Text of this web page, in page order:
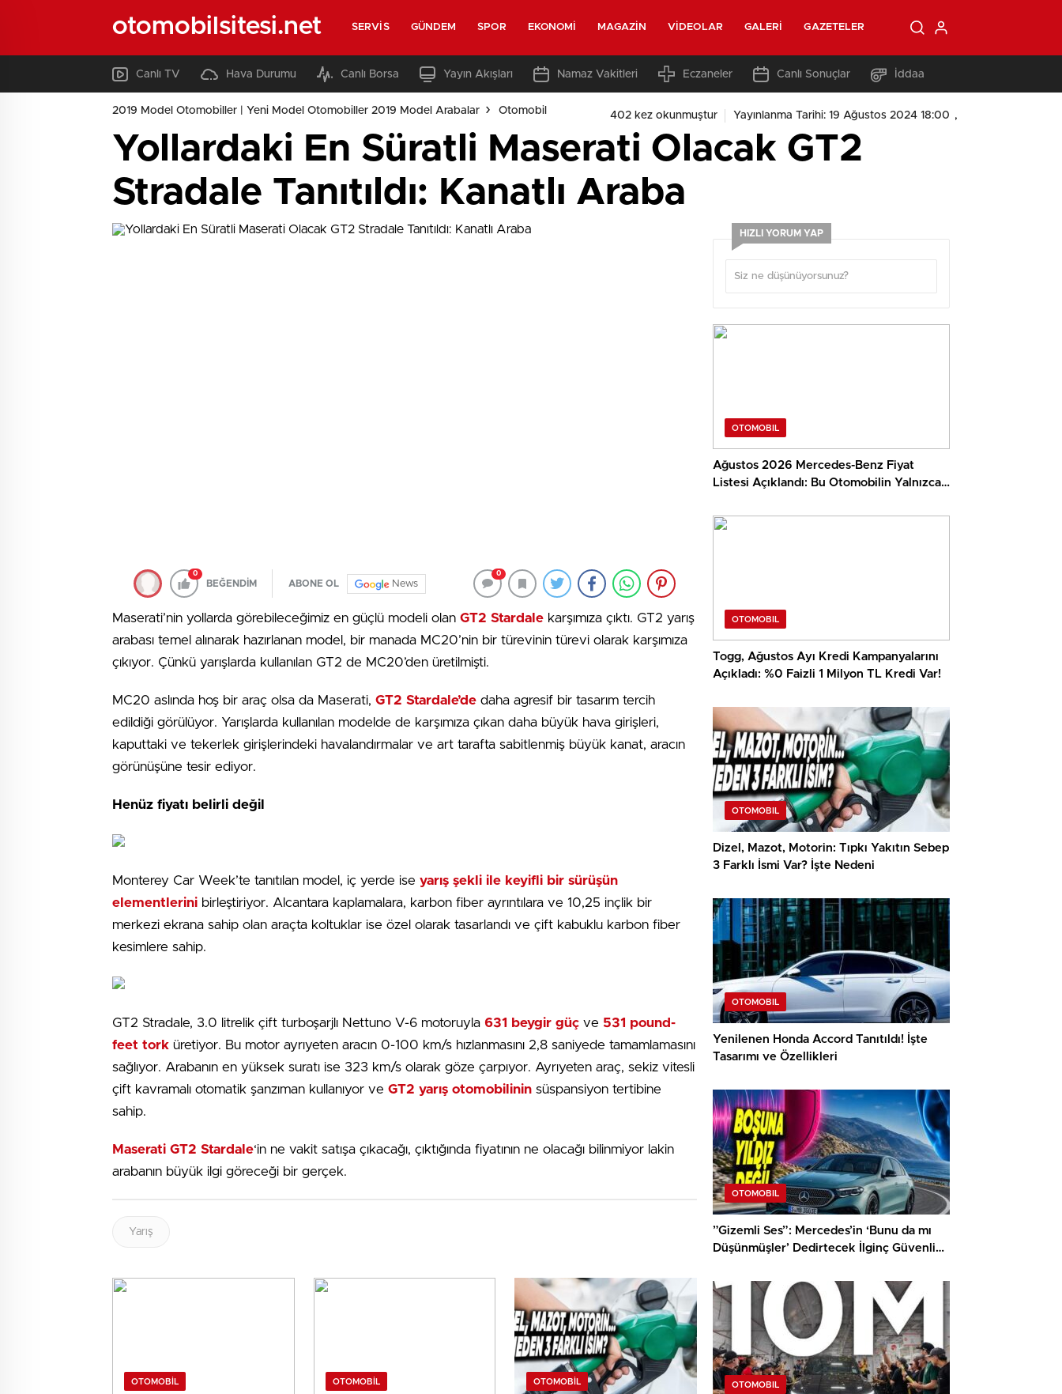
otomobilsitesi.net SERVIS GÜNDEM SPOR EKONOMI MAGAZIN VIDEOLAR GALERI GAZETELER
Canlı TV Hava Durumu Canlı Borsa Yayın Akışları Namaz Vakitleri Eczaneler Canlı Sonuçlar İddaa
,
2019 Model Otomobiller | Yeni Model Otomobiller 2019 Model Arabalar Otomobil 402 kez okunmuştur Yayınlanma Tarihi: 19 Ağustos 2024 18:00
Yollardaki En Süratli Maserati Olacak GT2
Stradale Tanıtıldı: Kanatlı Araba
0
BEĞENDİM ABONE OL News
0
Maserati’nin yollarda görebileceğimiz en güçlü modeli olan GT2 Stardale karşımıza çıktı. GT2 yarış
arabası temel alınarak hazırlanan model, bir manada MC20’nin bir türevinin türevi olarak karşımıza
çıkıyor. Çünkü yarışlarda kullanılan GT2 de MC20’den üretilmişti.
MC20 aslında hoş bir araç olsa da Maserati, GT2 Stardale’de daha agresif bir tasarım tercih
edildiği görülüyor. Yarışlarda kullanılan modelde de karşımıza çıkan daha büyük hava girişleri,
kaputtaki ve tekerlek girişlerindeki havalandırmalar ve art tarafta sabitlenmiş büyük kanat, aracın
görünüşüne tesir ediyor.
Henüz fiyatı belirli değil
Monterey Car Week’te tanıtılan model, iç yerde ise yarış şekli ile keyifli bir sürüşün
elementlerini birleştiriyor. Alcantara kaplamalara, karbon fiber ayrıntılara ve 10,25 inçlik bir
merkezi ekrana sahip olan araçta koltuklar ise özel olarak tasarlandı ve çift kabuklu karbon fiber
kesimlere sahip.
GT2 Stradale, 3.0 litrelik çift turboşarjlı Nettuno V-6 motoruyla 631 beygir güç ve 531 pound-
feet tork üretiyor. Bu motor ayrıyeten aracın 0-100 km/s hızlanmasını 2,8 saniyede tamamlamasını
sağlıyor. Arabanın en yüksek suratı ise 323 km/s olarak göze çarpıyor. Ayrıyeten araç, sekiz vitesli
çift kavramalı otomatik şanzıman kullanıyor ve GT2 yarış otomobilinin süspansiyon tertibine
sahip.
Maserati GT2 Stardale‘in ne vakit satışa çıkacağı, çıktığında fiyatının ne olacağı bilinmiyor lakin
arabanın büyük ilgi göreceği bir gerçek.
Yarış
OTOMOBIL OTOMOBIL OTOMOBIL
HIZLI YORUM YAP
OTOMOBIL
Ağustos 2026 Mercedes-Benz Fiyat
Listesi Açıklandı: Bu Otomobilin Yalnızca
OTOMOBIL
Togg, Ağustos Ayı Kredi Kampanyalarını
Açıkladı: %0 Faizli 1 Milyon TL Kredi Var!
OTOMOBIL
Dizel, Mazot, Motorin: Tıpkı Yakıtın Sebep
3 Farklı İsmi Var? İşte Nedeni
OTOMOBIL
Yenilenen Honda Accord Tanıtıldı! İşte
Tasarımı ve Özellikleri
OTOMOBIL
”Gizemli Ses”: Mercedes’in ‘Bunu da mı
Düşünmüşler’ Dedirtecek İlginç Güvenlik
OTOMOBIL